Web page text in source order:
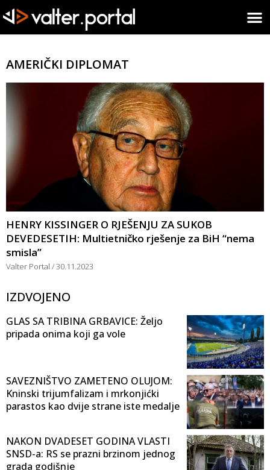
AMERIČKI DIPLOMAT
HENRY KISSINGER O RJEŠENJU ZA SUKOB
DEVEDESETIH: Multietničko rješenje za BiH “nema
smisla”
Valter Portal 30.11.2023
IZDVOJENO
GLAS SA TRIBINA GRBAVICE: Željo
pripada onima koji ga vole
SAVEZNIŠTVO ZAMETENO OLUJOM:
Kninski trijumfalizam i mrkonjićki
parastos kao dvije strane iste medalje
NAKON DVADESET GODINA VLASTI
SNSD-a: RS se prazni brzinom jednog
grada godišnje